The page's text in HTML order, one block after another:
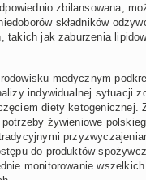
zbilansowana,
składników
takich jak zaburzenia
medycznym
indywidualnej sytuacji
diety ketogenicznej.
żywieniowe
do produktów
monitorowanie